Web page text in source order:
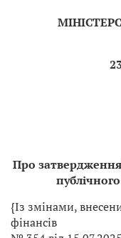
Про
{Із змінами,
фінансів